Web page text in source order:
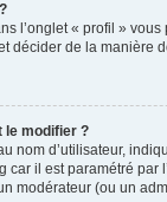
l’onglet « profil »
décider de la manière
le modifier ?
nom d’utilisateur,
car il est paramétré
modérateur (ou un